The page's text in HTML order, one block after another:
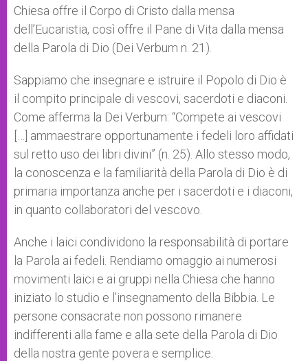
Chiesa offre il Corpo di Cristo dalla mensa
dell’Eucaristia, così offre il Pane di Vita dalla mensa
della Parola di Dio (Dei Verbum n. 21).
Sappiamo che insegnare e istruire il Popolo di Dio è
il compito principale di vescovi, sacerdoti e diaconi.
Come afferma la Dei Verbum: “Compete ai vescovi
[…] ammaestrare opportunamente i fedeli loro affidati
sul retto uso dei libri divini” (n. 25). Allo stesso modo,
la conoscenza e la familiarità della Parola di Dio è di
primaria importanza anche per i sacerdoti e i diaconi,
in quanto collaboratori del vescovo.
Anche i laici condividono la responsabilità di portare
la Parola ai fedeli. Rendiamo omaggio ai numerosi
movimenti laici e ai gruppi nella Chiesa che hanno
iniziato lo studio e l’insegnamento della Bibbia. Le
persone consacrate non possono rimanere
indifferenti alla fame e alla sete della Parola di Dio
della nostra gente povera e semplice.